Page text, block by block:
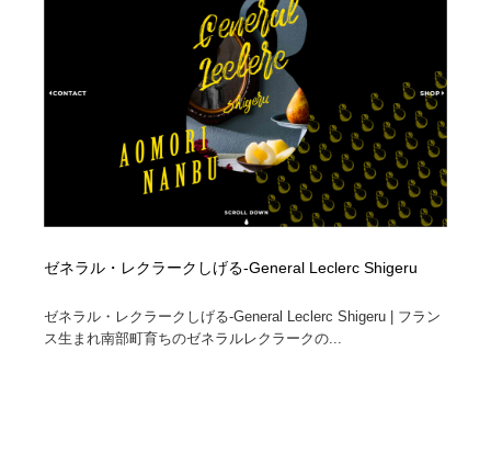
ゼネラル・レクラークしげる-General Leclerc Shigeru
ゼネラル・レクラークしげる-General Leclerc Shigeru | フラン
ス生まれ南部町育ちのゼネラルレクラークの...